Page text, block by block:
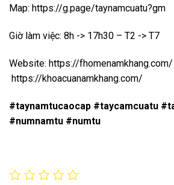
Map: https://g.page/taynamcuatu?gm
Giờ làm việc: 8h -> 17h30 – T2 -> T7
Website: https://fhomenamkhang.com/
https://khoacuanamkhang.com/
#taynamtucaocap #taycamcuatu
#numnamtu #numtu